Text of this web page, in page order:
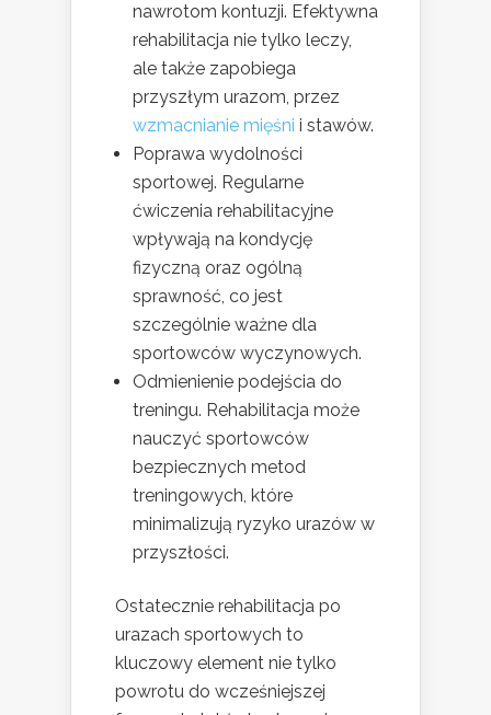
nawrotom kontuzji. Efektywna
rehabilitacja nie tylko leczy,
ale także zapobiega
przyszłym urazom, przez
wzmacnianie mięśni i stawów.
Poprawa wydolności
sportowej. Regularne
ćwiczenia rehabilitacyjne
wpływają na kondycję
fizyczną oraz ogólną
sprawność, co jest
szczególnie ważne dla
sportowców wyczynowych.
Odmienienie podejścia do
treningu. Rehabilitacja może
nauczyć sportowców
bezpiecznych metod
treningowych, które
minimalizują ryzyko urazów w
przyszłości.
Ostatecznie rehabilitacja po
urazach sportowych to
kluczowy element nie tylko
powrotu do wcześniejszej